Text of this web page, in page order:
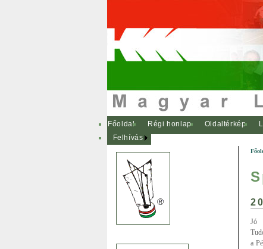
Főoldal Régi honlap Oldaltérkép
Felhívás
Jó
a